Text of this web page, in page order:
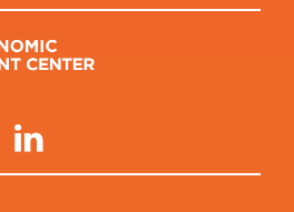
Instagram